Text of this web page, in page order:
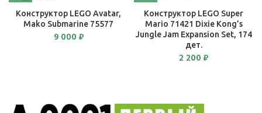
Конструктор LEGO Avatar,
Mako Submarine 75577
9 000 ₽
Конструктор LEGO Super
Mario 71421 Dixie Kong’s
Jungle Jam Expansion Set, 174
дет.
2 200 ₽